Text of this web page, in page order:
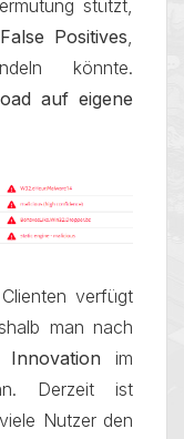
stützt,
Positives,
könnte.
auf eigene
verfügt
man nach
Innovation im
Derzeit ist
Nutzer den